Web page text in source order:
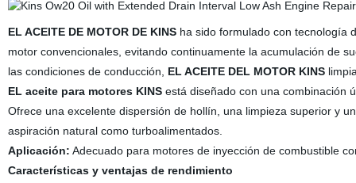
EL ACEITE DE MOTOR DE KINSha sido formulado con tecnología
motor convencionales, evitando continuamente la acumulación de
las condiciones de conducción,
EL ACEITE DEL MOTOR KINS
EL aceite para motores KINSestá diseñado con una combinación
Ofrece una excelente dispersión de hollín, una limpieza superior y
aspiración natural como turboalimentados.
Aplicación: Adecuado para motores de inyección de combustible
Características y ventajas de rendimiento